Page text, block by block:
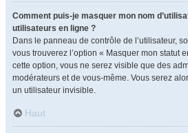
Comment puis-je masquer mon nom
utilisateurs en ligne ?
Dans le panneau de contrôle de l’utilisateur,
vous trouverez l’option « Masquer mon statut
cette option, vous ne serez visible que des
modérateurs et de vous-même. Vous serez
un utilisateur invisible.
Haut